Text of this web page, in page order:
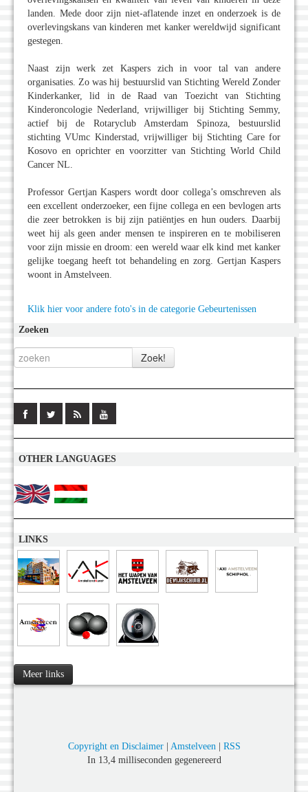
landen. Mede door zijn niet-aflatende inzet en onderzoek is de
overlevingskans van kinderen met kanker wereldwijd significant
gestegen.
Naast zijn werk zet Kaspers zich in voor tal van andere
organisaties. Zo was hij bestuurslid van Stichting Wereld Zonder
Kinderkanker, lid in de Raad van Toezicht van Stichting
Kinderoncologie Nederland, vrijwilliger bij Stichting Semmy,
actief bij de Rotaryclub Amsterdam Spinoza, bestuurslid
stichting VUmc Kinderstad, vrijwilliger bij Stichting Care for
Kosovo en oprichter en voorzitter van Stichting World Child
Cancer NL.
Professor Gertjan Kaspers wordt door collega’s omschreven als
een excellent onderzoeker, een fijne collega en een bevlogen arts
die zeer betrokken is bij zijn patiëntjes en hun ouders. Daarbij
weet hij als geen ander mensen te inspireren en te mobiliseren
voor zijn missie en droom: een wereld waar elk kind met kanker
gelijke toegang heeft tot behandeling en zorg. Gertjan Kaspers
woont in Amstelveen.
Klik hier voor andere foto's in de categorie Gebeurtenissen
Zoeken
OTHER LANGUAGES
LINKS
Meer links
Copyright en Disclaimer| Amstelveen | RSS
In 13,4 milliseconden gegenereerd